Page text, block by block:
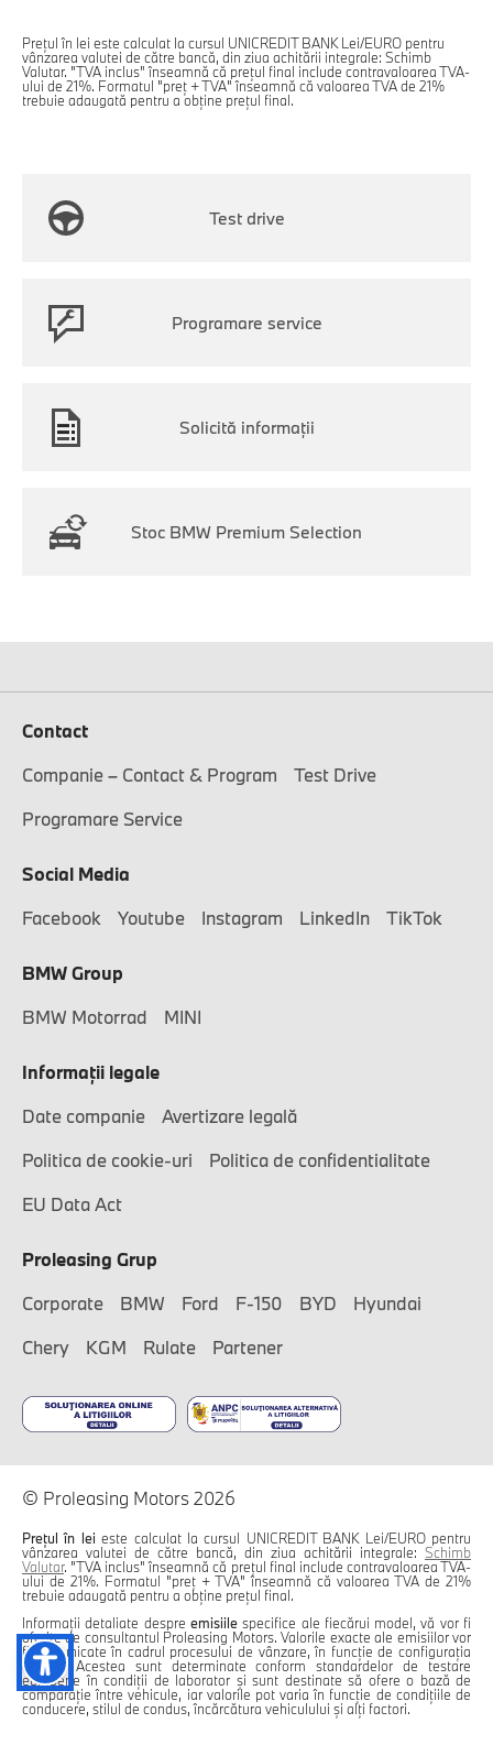
Prețul în lei este calculat la cursul UNICREDIT BANK Lei/EURO pentru
vânzarea valutei de către bancă, din ziua achitării integrale: Schimb
Valutar. "TVA inclus" înseamnă că prețul final include contravaloarea TVA-
ului de 21%. Formatul "preț + TVA" înseamnă că valoarea TVA de 21%
trebuie adaugată pentru a obține prețul final.
Test drive
Programare service
Solicită informaţii
Stoc BMW Premium Selection
Contact
Companie – Contact & Program
Test Drive
Programare Service
Social Media
Facebook
Youtube Instagram LinkedIn TikTok
BMW Group
BMW Motorrad
MINI
Informaţii legale
Date companie
Avertizare legală
Politica de cookie-uri
Politica de confidentialitate
EU Data Act
Proleasing Grup
Corporate
BMW Ford F-150 BYD
Hyundai
Chery
KGM Rulate Partener
© Proleasing Motors 2026
Prețul în lei este calculat la cursul UNICREDIT BANK Lei/EURO pentru
vânzarea valutei de către bancă, din ziua achitării integrale: Schimb
Valutar. "TVA inclus" înseamnă că prețul final include contravaloarea TVA-
ului de 21%. Formatul "preț + TVA" înseamnă că valoarea TVA de 21%
trebuie adaugată pentru a obține prețul final.
Informații detaliate despre emisiilespecifice ale fiecărui model, vă vor fi
oferite de consultantul Proleasing Motors. Valorile exacte ale emisiilor vor
fi comunicate în cadrul procesului de vânzare, în funcție de configurația
aleasă. Acestea sunt determinate conform standardelor de testare
europene în condiții de laborator și sunt destinate să ofere o bază de
comparație între vehicule, iar valorile pot varia în funcție de condițiile de
conducere, stilul de condus, încărcătura vehiculului și alți factori.